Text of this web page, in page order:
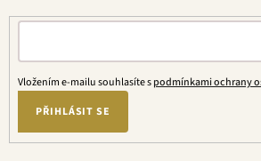
Vložením e-mailu souhlasíte spodmínkami ochrany
PŘIHLÁSIT SE